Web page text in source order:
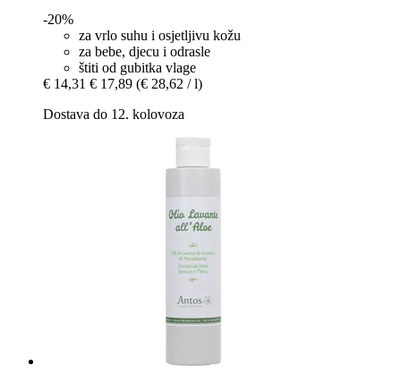
-20%
za vrlo suhu i osjetljivu kožu
za bebe, djecu i odrasle
štiti od gubitka vlage
€ 14,31 € 17,89 (€ 28,62 / l)
Dostava do 12. kolovoza